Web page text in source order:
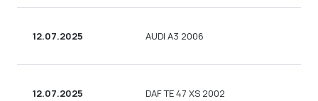
12.07.2025 AUDI A3 2006
12.07.2025 DAF TE 47 XS 2002